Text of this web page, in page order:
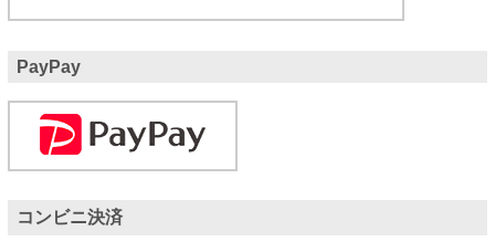
PayPay
コンビニ決済